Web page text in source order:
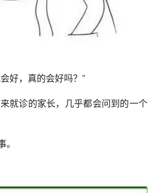
好，真的会好吗？”
就诊的家长，几乎都会问到的一个